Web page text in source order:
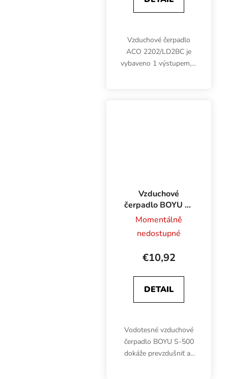
Vzduchové čerpadlo
ACO 2202/LD2BC je
vybaveno 1 výstupem, 4
Vzduchové
čerpadlo BOYU S-
500 240 l/h
Momentálně
nedostupné
€10,92
DETAIL
Vodotesné vzduchové
čerpadlo BOYU S-500
dokáže prevzdušniť až